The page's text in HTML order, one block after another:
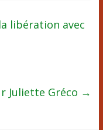
libération avec
Juliette Gréco →